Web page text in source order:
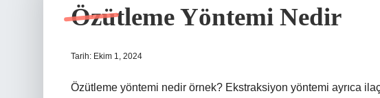
Özütleme Yöntemi Nedir
Tarih: Ekim 1, 2024
Özütleme yöntemi nedir örnek? Ekstraksiyon yöntemi ayrıca